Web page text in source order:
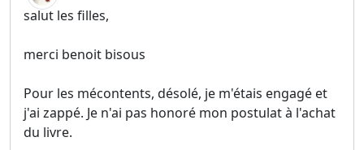
salut les filles,
merci benoit bisous
Pour les mécontents, désolé, je m'étais engagé et
j'ai zappé. Je n'ai pas honoré mon postulat à l'achat
du livre.